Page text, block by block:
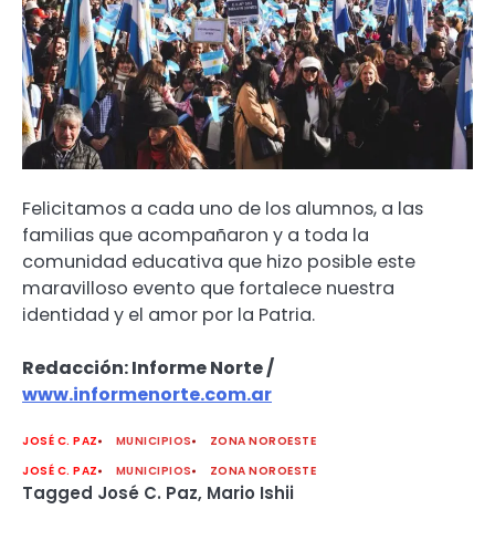
Felicitamos a cada uno de los alumnos, a las
familias que acompañaron y a toda la
comunidad educativa que hizo posible este
maravilloso evento que fortalece nuestra
identidad y el amor por la Patria.
Redacción: Informe Norte /
www.informenorte.com.ar
JOSÉ C. PAZ MUNICIPIOS
ZONA NOROESTE
JOSÉ C. PAZ
MUNICIPIOS ZONA NOROESTE
Tagged José C. Paz, Mario Ishii